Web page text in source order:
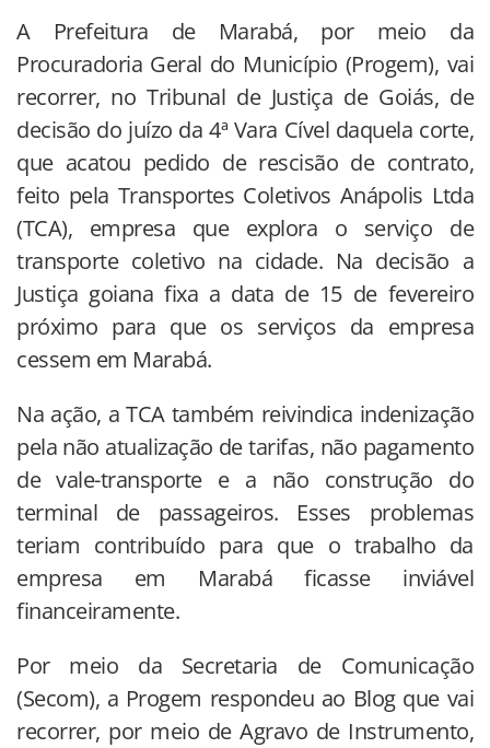
A Prefeitura de Marabá, por meio da
Procuradoria Geral do Município (Progem), vai
recorrer, no Tribunal de Justiça de Goiás, de
decisão do juízo da 4ª Vara Cível daquela corte,
que acatou pedido de rescisão de contrato,
feito pela Transportes Coletivos Anápolis Ltda
(TCA), empresa que explora o serviço de
transporte coletivo na cidade. Na decisão a
Justiça goiana fixa a data de 15 de fevereiro
próximo para que os serviços da empresa
cessem em Marabá.
Na ação, a TCA também reivindica indenização
pela não atualização de tarifas, não pagamento
de vale-transporte e a não construção do
terminal de passageiros. Esses problemas
teriam contribuído para que o trabalho da
empresa em Marabá ficasse inviável
financeiramente.
Por meio da Secretaria de Comunicação
(Secom), a Progem respondeu ao Blog que vai
recorrer, por meio de Agravo de Instrumento,